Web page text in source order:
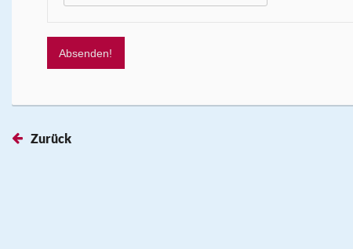
Absenden!
Zurück